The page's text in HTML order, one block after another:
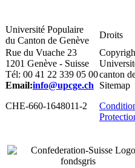
Université Populaire
du Canton de Genève
Droits
Rue du Vuache 23
1201 Genève - Suisse
Tél: 00 41 22 339 05 00
Email:info@upcge.ch
CHE-660-1648011-2
canton
Sitemap